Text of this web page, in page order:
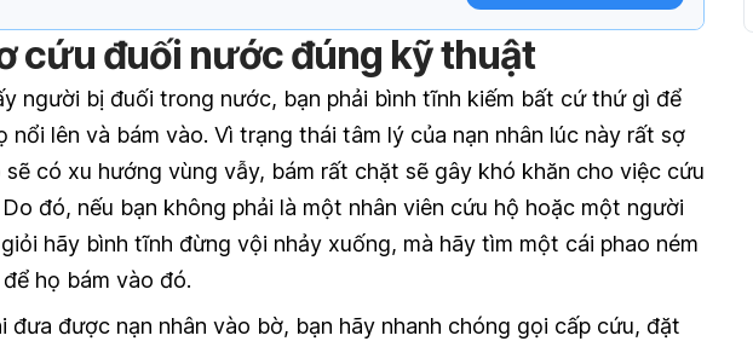
cứu đuối nước đúng kỹ thuật
người bị đuối trong nước, bạn phải bình tĩnh kiếm bất cứ thứ gì để
nổi lên và bám vào. Vì trạng thái tâm lý của nạn nhân lúc này rất sợ
sẽ có xu hướng vùng vẫy, bám rất chặt sẽ gây khó khăn cho việc cứu
đó, nếu bạn không phải là một nhân viên cứu hộ hoặc một người
hãy bình tĩnh đừng vội nhảy xuống, mà hãy tìm một cái phao ném
họ bám vào đó.
đưa được nạn nhân vào bờ, bạn hãy nhanh chóng gọi cấp cứu, đặt